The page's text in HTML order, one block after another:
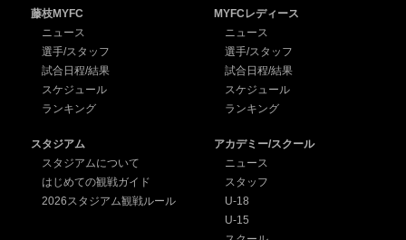
藤枝MYFC
ニュース
選手/スタッフ
試合日程/結果
スケジュール
ランキング
MYFCレディース
ニュース
選手/スタッフ
試合日程/結果
スケジュール
ランキング
スタジアム
スタジアムについて
はじめての観戦ガイド
2026スタジアム観戦ルール
アカデミー/スクール
ニュース
スタッフ
U-18
U-15